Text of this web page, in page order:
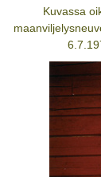
Kuvassa